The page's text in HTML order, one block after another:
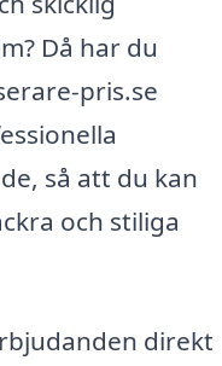
Då har du
pris.se
så att du kan
och stiliga
direkt